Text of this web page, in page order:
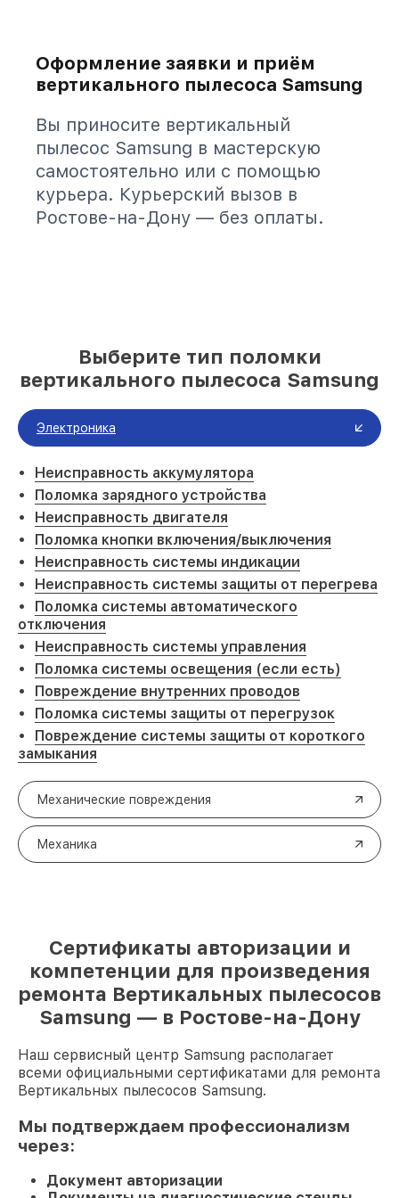
Оформление заявки и приём
вертикального пылесоса Samsung
Вы приносите вертикальный
пылесос Samsung в мастерскую
самостоятельно или с помощью
курьера. Курьерский вызов в
Ростове-на-Дону — без оплаты.
Выберите тип поломки
вертикального пылесоса Samsung
Электроника
Неисправность аккумулятора
Поломка зарядного устройства
Неисправность двигателя
Поломка кнопки включения/выключения
Неисправность системы индикации
Неисправность системы защиты от перегрева
Поломка системы автоматического
отключения
Неисправность системы управления
Поломка системы освещения (если есть)
Повреждение внутренних проводов
Поломка системы защиты от перегрузок
Повреждение системы защиты от короткого
замыкания
Механические повреждения
Механика
Сертификаты авторизации и
компетенции для произведения
ремонта Вертикальных пылесосов
Samsung — в Ростове-на-Дону
Наш сервисный центр Samsung располагает
всеми официальными сертификатами для ремонта
Вертикальных пылесосов Samsung.
Мы подтверждаем профессионализм
через:
Документ авторизации